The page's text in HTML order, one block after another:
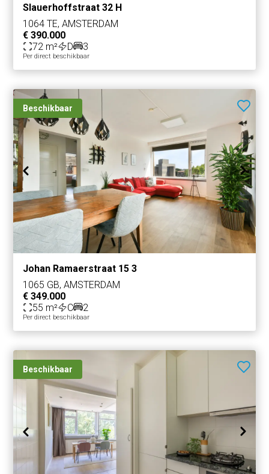
Slauerhoffstraat 32 H
1064 TE, AMSTERDAM
€ 390.000
72 m²
D 3
Per direct beschikbaar
Beschikbaar
Johan Ramaerstraat 15 3
1065 GB, AMSTERDAM
€ 349.000
55 m²
C 2
Per direct beschikbaar
Beschikbaar